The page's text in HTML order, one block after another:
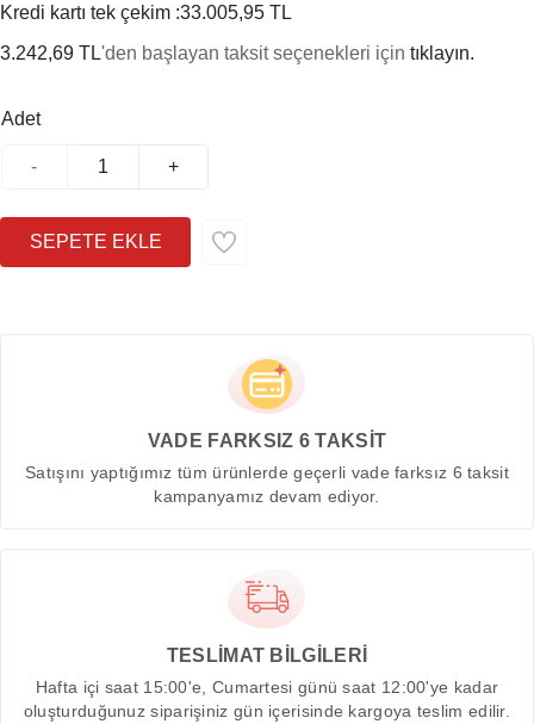
Kredi kartı tek çekim :33.005,95 TL
3.242,69 TL'den başlayan taksit seçenekleri için tıklayın.
Adet
- +
VADE FARKSIZ 6 TAKSİT
Satışını yaptığımız tüm ürünlerde geçerli vade farksız 6 taksit
kampanyamız devam ediyor.
TESLİMAT BİLGİLERİ
Hafta içi saat 15:00'e, Cumartesi günü saat 12:00'ye kadar
oluşturduğunuz siparişiniz gün içerisinde kargoya teslim edilir.